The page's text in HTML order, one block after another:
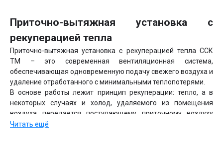
Приточно-вытяжная установка с
рекуперацией тепла
Приточно-вытяжная установка с рекуперацией тепла ССК
ТМ – это современная вентиляционная система,
обеспечивающая одновременную подачу свежего воздуха и
удаление отработанного с минимальными теплопотерями.
В основе работы лежит принцип рекуперации: тепло, а в
некоторых случаях и холод, удаляемого из помещения
воздуха передается поступающему приточному воздуху
через теплообменник-рекуператор.
Читать ещё